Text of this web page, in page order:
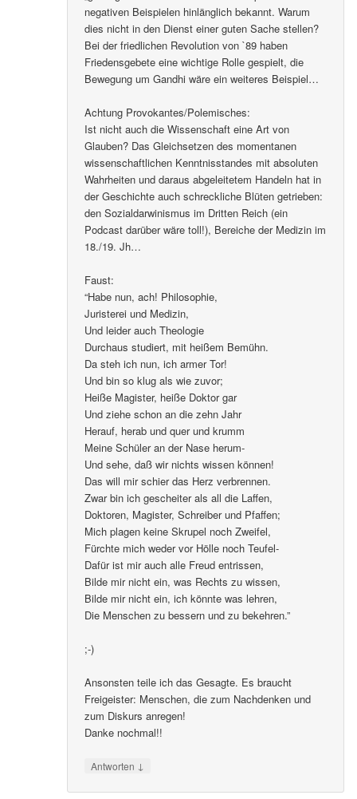
negativen Beispielen hinlänglich bekannt. Warum
dies nicht in den Dienst einer guten Sache stellen?
Bei der friedlichen Revolution von `89 haben
Friedensgebete eine wichtige Rolle gespielt, die
Bewegung um Gandhi wäre ein weiteres Beispiel…
Achtung Provokantes/Polemisches:
Ist nicht auch die Wissenschaft eine Art von
Glauben? Das Gleichsetzen des momentanen
wissenschaftlichen Kenntnisstandes mit absoluten
Wahrheiten und daraus abgeleitetem Handeln hat in
der Geschichte auch schreckliche Blüten getrieben:
den Sozialdarwinismus im Dritten Reich (ein
Podcast darüber wäre toll!), Bereiche der Medizin im
18./19. Jh…
Faust:
“Habe nun, ach! Philosophie,
Juristerei und Medizin,
Und leider auch Theologie
Durchaus studiert, mit heißem Bemühn.
Da steh ich nun, ich armer Tor!
Und bin so klug als wie zuvor;
Heiße Magister, heiße Doktor gar
Und ziehe schon an die zehn Jahr
Herauf, herab und quer und krumm
Meine Schüler an der Nase herum-
Und sehe, daß wir nichts wissen können!
Das will mir schier das Herz verbrennen.
Zwar bin ich gescheiter als all die Laffen,
Doktoren, Magister, Schreiber und Pfaffen;
Mich plagen keine Skrupel noch Zweifel,
Fürchte mich weder vor Hölle noch Teufel-
Dafür ist mir auch alle Freud entrissen,
Bilde mir nicht ein, was Rechts zu wissen,
Bilde mir nicht ein, ich könnte was lehren,
Die Menschen zu bessern und zu bekehren.”
;-)
Ansonsten teile ich das Gesagte. Es braucht
Freigeister: Menschen, die zum Nachdenken und
zum Diskurs anregen!
Danke nochmal!!
Antworten ↓